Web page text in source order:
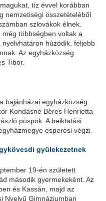
tíz évvel korábban
nemzetiségi összetételéből
szlovákok élnek.
többségben voltak a
húzódik, feljebb
Az egyházközség
Tibor.
bajánházai egyházközség
Kondásné Béres Henrietta
püspök. A beiktatási
esperesi végzi.
gyülekezetnek
19-én született
második gyermekeként. Az
és Kassán, majd az
Nyelvű Gimnáziumban